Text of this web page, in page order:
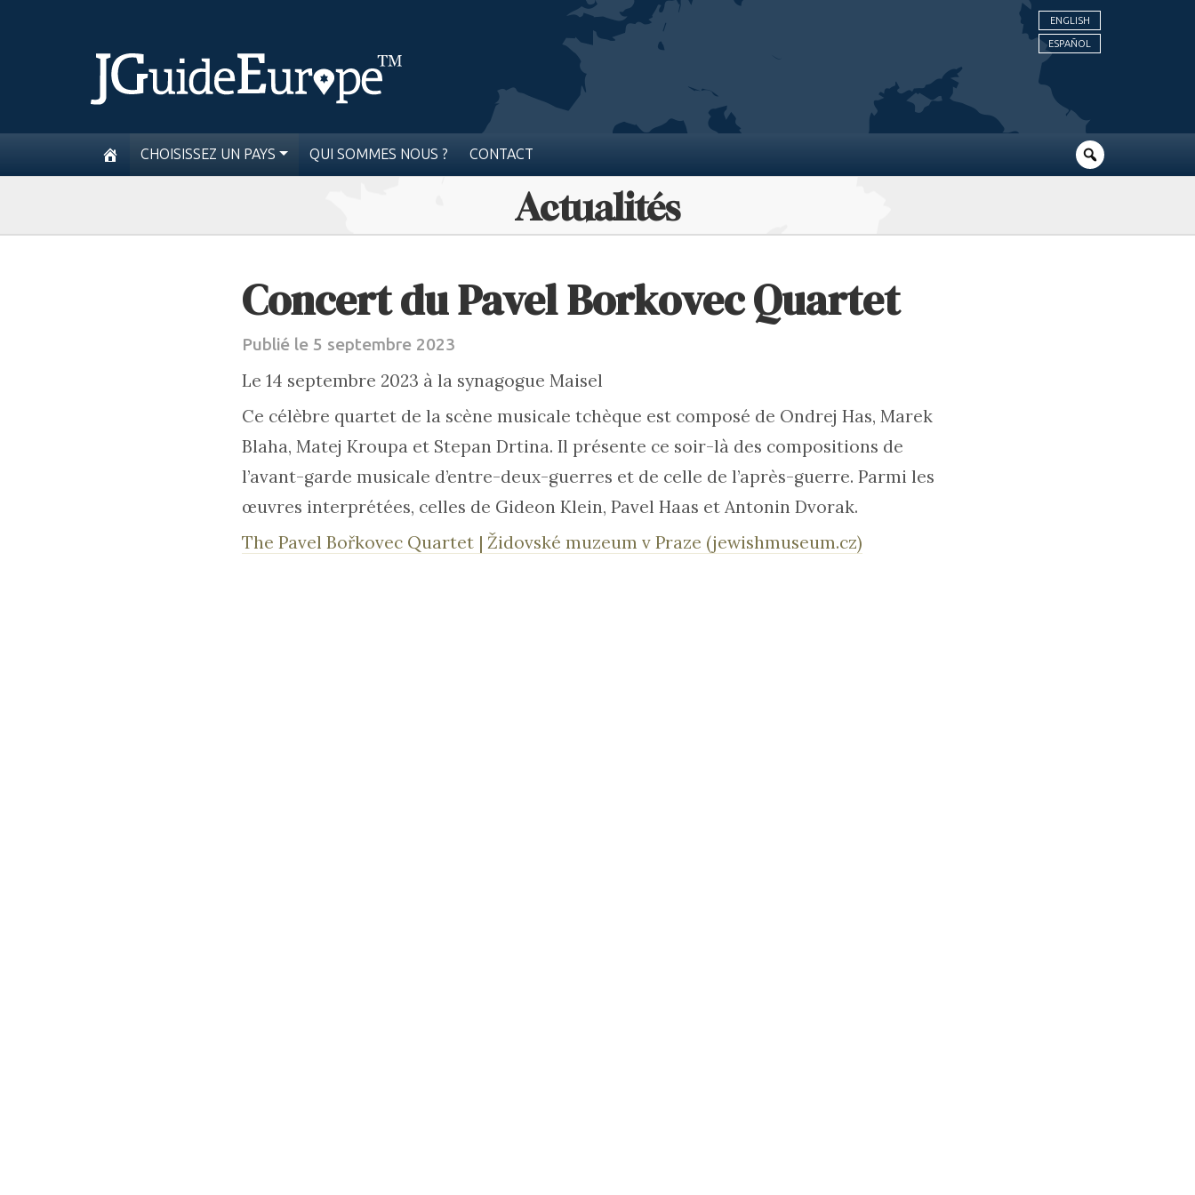
ENGLISH
ESPAÑOL
CHOISISSEZ UN PAYS QUI SOMMES NOUS ? CONTACT
Actualités
Concert du Pavel Borkovec Quartet
Publié le 5 septembre 2023
Le 14 septembre 2023 à la synagogue Maisel
Ce célèbre quartet de la scène musicale tchèque est composé de Ondrej Has, Marek
Blaha, Matej Kroupa et Stepan Drtina. Il présente ce soir-là des compositions de
l’avant-garde musicale d’entre-deux-guerres et de celle de l’après-guerre. Parmi les
œuvres interprétées, celles de Gideon Klein, Pavel Haas et Antonin Dvorak.
The Pavel Bořkovec Quartet | Židovské muzeum v Praze (jewishmuseum.cz)